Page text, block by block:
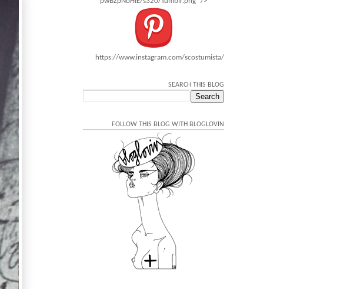
https://www.instagram.com/scostumista/
SEARCH THIS BLOG
FOLLOW THIS BLOG WITH BLOGLOVIN